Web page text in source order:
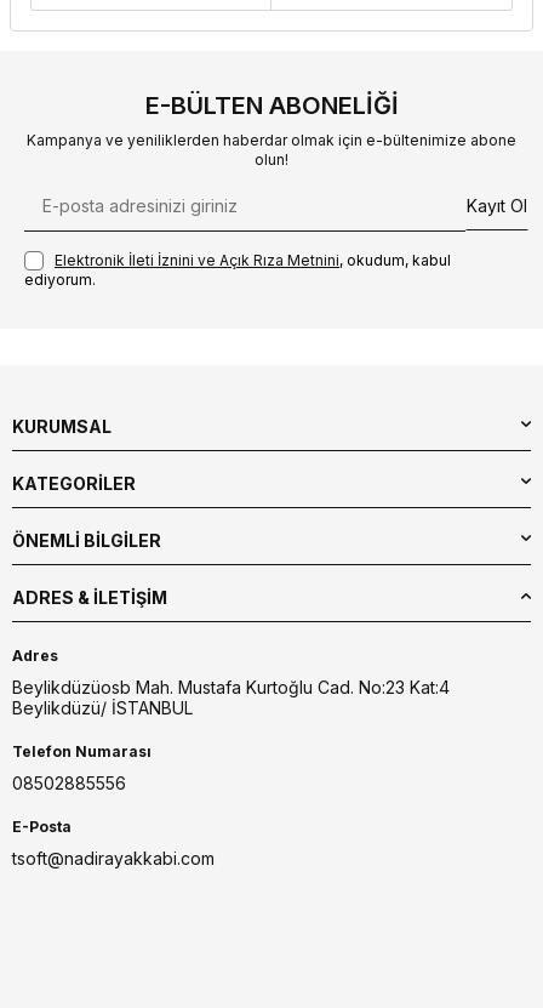
E-BÜLTEN ABONELIĞI
Kampanya ve yeniliklerden haberdar olmak için e-bültenimize abone
olun!
Kayıt Ol
Elektronik İleti İzni‌ni ve Açık Rıza Metni‌ni, okudum, kabul
ediyorum.
KURUMSAL
KATEGORİLER
ÖNEMLİ BİLGİLER
ADRES & İLETIŞIM
Adres
Beylikdüzüosb Mah. Mustafa Kurtoğlu Cad. No:23 Kat:4
Beylikdüzü/ İSTANBUL
Telefon Numarası
08502885556
E-Posta
tsoft@nadirayakkabi.com